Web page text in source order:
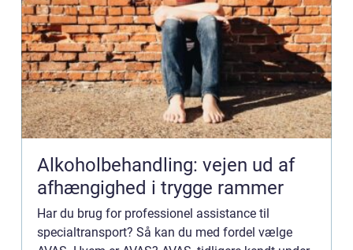
Alkoholbehandling: vejen ud af
afhængighed i trygge rammer
Har du brug for professionel assistance til
specialtransport? Så kan du med fordel vælge